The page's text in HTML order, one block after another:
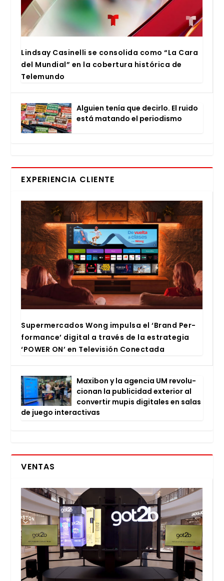
Lind­say Casi­ne­lli se con­so­li­da como “La Cara
del Mun­dial” en la cober­tu­ra his­tó­ri­ca de
Tele­mun­do
Alguien tenía que decir­lo. El rui­do
está matan­do el perio­dis­mo
EXPERIENCIA CLIENTE
Super­mer­ca­dos Wong impul­sa el ‘Brand Per­
for­man­ce’ digi­tal a tra­vés de la estra­te­gia
‘POWER ON’ en Tele­vi­sión Conec­ta­da
Maxi­bon y la agen­cia UM revo­lu­
cio­nan la publi­ci­dad exte­rior al
con­ver­tir mupis digi­ta­les en salas
de jue­go inter­ac­ti­vas
VENTAS